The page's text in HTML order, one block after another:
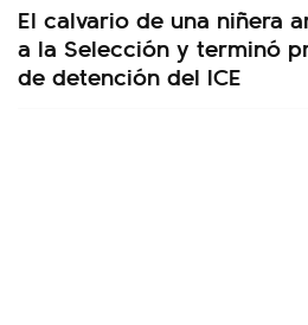
El calvario de una niñera
a la Selección y terminó
de detención del ICE